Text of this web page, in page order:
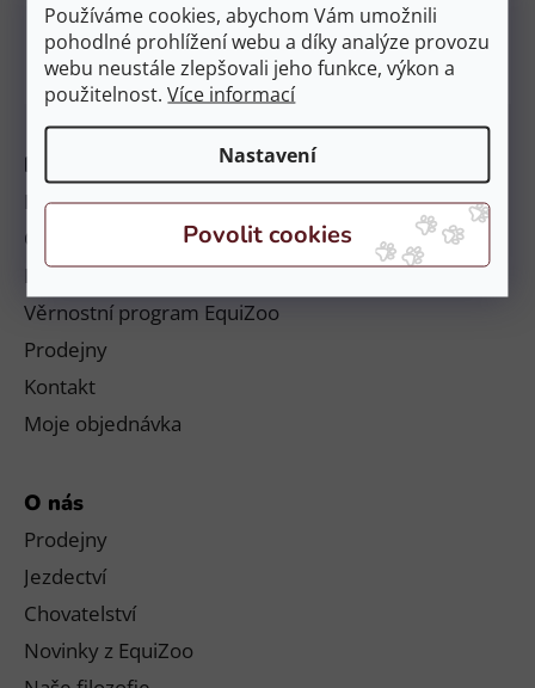
Používáme cookies, abychom Vám umožnili
pohodlné prohlížení webu a díky analýze provozu
webu neustále zlepšovali jeho funkce, výkon a
použitelnost.Více informací
Nastavení
Informace
Platby a doručení
Obchodní podmínky a reklamační řád
Podmínky ochrany osobních údajů
Věrnostní program EquiZoo
Prodejny
Kontakt
Moje objednávka
O nás
Prodejny
Jezdectví
Chovatelství
Novinky z EquiZoo
Otevírací doba:
PO – NE: 9:00 – 20:00